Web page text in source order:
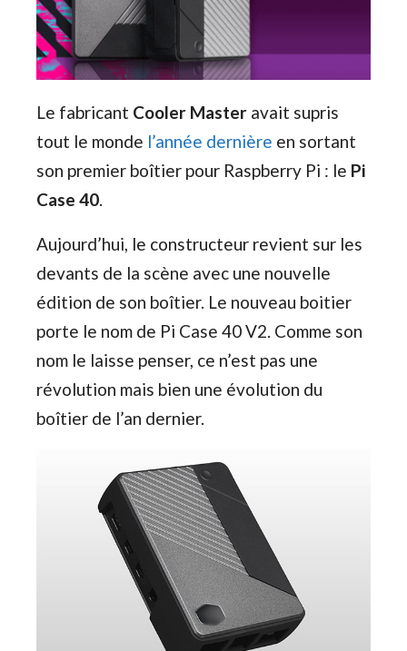
Le fabricant Cooler Master avait supris
tout le monde l’année dernière en sortant
son premier boîtier pour Raspberry Pi : le Pi
Case 40.
Aujourd’hui, le constructeur revient sur les
devants de la scène avec une nouvelle
édition de son boîtier. Le nouveau boitier
porte le nom de Pi Case 40 V2. Comme son
nom le laisse penser, ce n’est pas une
révolution mais bien une évolution du
boîtier de l’an dernier.